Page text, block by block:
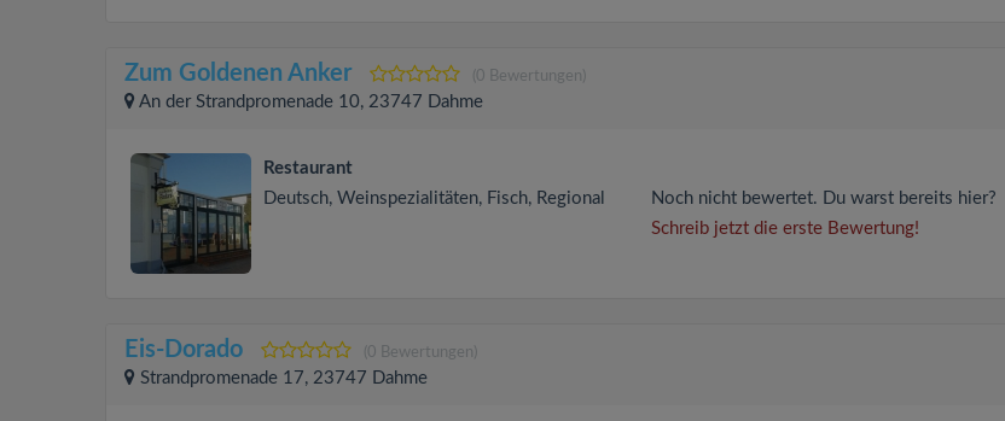
Zum Goldenen Anker (0 Bewertungen)
An der Strandpromenade 10, 23747 Dahme
Restaurant
Deutsch, Weinspezialitäten, Fisch, Regional
Noch nicht bewertet. Du warst bereits hier?
Schreib jetzt die erste Bewertung!
Eis-Dorado (0 Bewertungen)
Strandpromenade 17, 23747 Dahme